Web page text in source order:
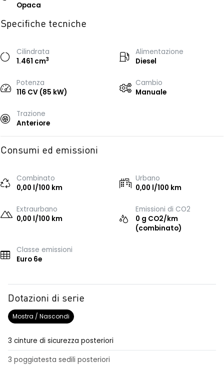
Opaca
Specifiche tecniche
Cilindrata
1.461 cm3
Alimentazione
Diesel
Potenza
116 CV (85 kW)
Cambio
Manuale
Trazione
Anteriore
Consumi ed emissioni
Combinato
0,00 l/100 km
Urbano
0,00 l/100 km
Extraurbano
0,00 l/100 km
Emissioni di CO2
0 g CO2/km
(combinato)
Classe emissioni
Euro 6e
Dotazioni di serie
Mostra / Nascondi
3 cinture di sicurezza posteriori
3 poggiatesta sedili posteriori